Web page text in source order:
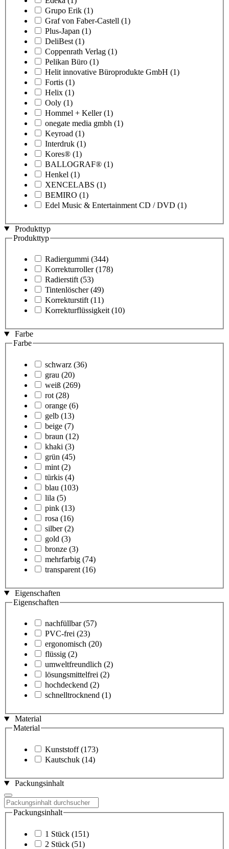
Grupo Erik (1)
Graf von Faber-Castell (1)
Plus-Japan (1)
DeliBest (1)
Coppenrath Verlag (1)
Pelikan Büro (1)
Helit innovative Büroprodukte GmbH (1)
Fortis (1)
Helix (1)
Ooly (1)
Hommel + Keller (1)
onegate media gmbh (1)
Keyroad (1)
Interdruk (1)
Kores® (1)
BALLOGRAF® (1)
Henkel (1)
XENCELABS (1)
BEMIRO (1)
Edel Music & Entertainment CD / DVD (1)
Produkttyp
Produkttyp
Radiergummi (344)
Korrekturroller (178)
Radierstift (53)
Tintenlöscher (49)
Korrekturstift (11)
Korrekturflüssigkeit (10)
Farbe
Farbe
schwarz (36)
grau (20)
weiß (269)
rot (28)
orange (6)
gelb (13)
beige (7)
braun (12)
khaki (3)
grün (45)
mint (2)
türkis (4)
blau (103)
lila (5)
pink (13)
rosa (16)
silber (2)
gold (3)
bronze (3)
mehrfarbig (74)
transparent (16)
Eigenschaften
Eigenschaften
nachfüllbar (57)
PVC-frei (23)
ergonomisch (20)
flüssig (2)
umweltfreundlich (2)
lösungsmittelfrei (2)
hochdeckend (2)
schnelltrocknend (1)
Material
Material
Kunststoff (173)
Kautschuk (14)
Packungsinhalt
Packungsinhalt
1 Stück (151)
2 Stück (51)